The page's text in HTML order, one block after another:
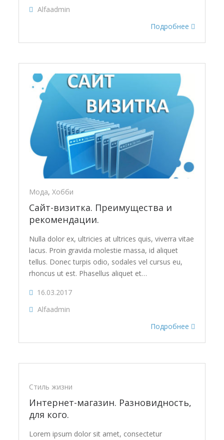
Alfaadmin
Подробнее
Мода,Хобби
Сайт-визитка. Преимущества и
рекомендации.
Nulla dolor ex, ultricies at ultrices quis, viverra vitae
lacus. Proin gravida molestie massa, id aliquet
tellus. Donec turpis odio, sodales vel cursus eu,
rhoncus ut est. Phasellus aliquet et…
16.03.2017
Alfaadmin
Подробнее
Стиль жизни
Интернет-магазин. Разновидность,
для кого.
Lorem ipsum dolor sit amet, consectetur